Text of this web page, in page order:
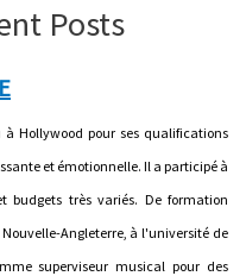
Posts
Hollywood pour ses qualifications
et émotionnelle. Il a participé à
très variés. De formation
Angleterre, à l'université de
superviseur musical pour des